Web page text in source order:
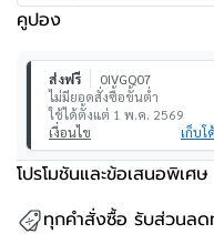
คูปอง
ส่งฟรี
0IVGQ07
ไม่มียอดสั่งซื้อขั้นต่ำ
ใช้ได้ตั้งแต่ 1 พ.ค. 2569
เงื่อนไข
เก็บโ
โปรโมชันและข้อเสนอพิเศษ
ทุกคำสั่งซื้อ รับส่วนลด